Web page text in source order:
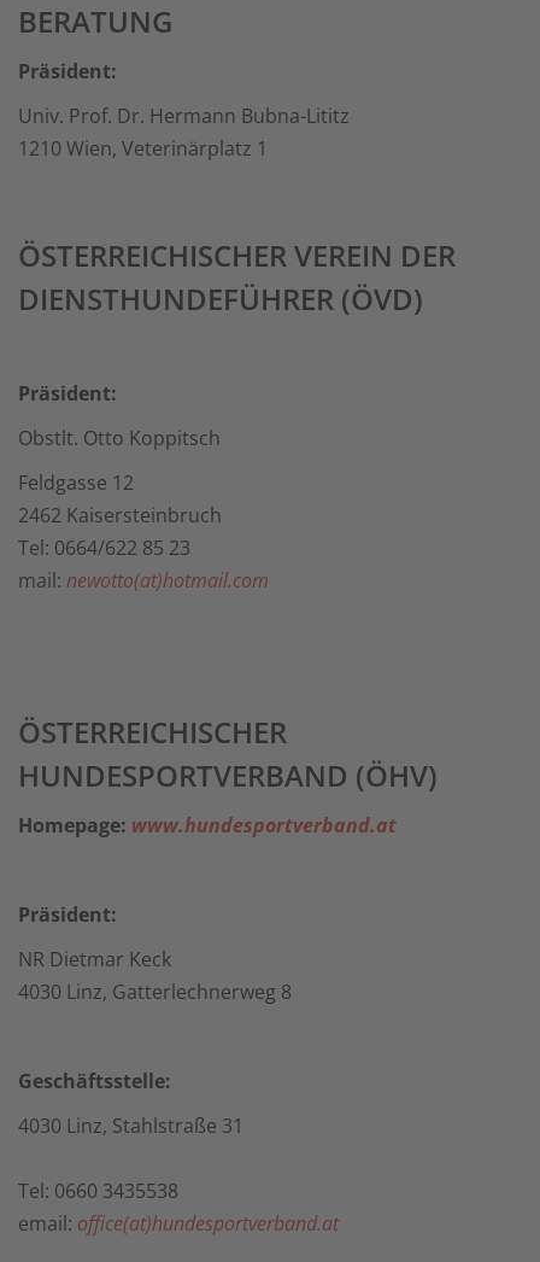
BERATUNG
Präsident:
Univ. Prof. Dr. Hermann Bubna-Lititz
1210 Wien, Veterinärplatz 1
ÖSTERREICHISCHER VEREIN DER
DIENSTHUNDEFÜHRER (ÖVD)
Präsident:
Obstlt. Otto Koppitsch
Feldgasse 12
2462 Kaisersteinbruch
Tel: 0664/622 85 23
mail: newotto(at)hotmail.com
ÖSTERREICHISCHER
HUNDESPORTVERBAND (ÖHV)
Homepage: www.hundesportverband.at
Präsident:
NR Dietmar Keck
4030 Linz, Gatterlechnerweg 8
Geschäftsstelle:
4030 Linz, Stahlstraße 31
Tel: 0660 3435538
email: office(at)hundesportverband.at